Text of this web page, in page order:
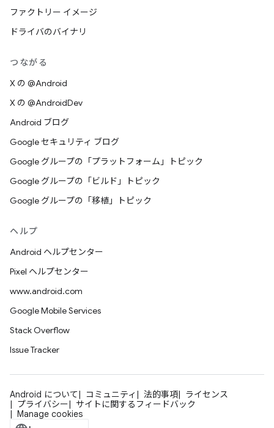
ファクトリー イメージ
ドライバのバイナリ
つながる
X の @Android
X の @AndroidDev
Android ブログ
Google セキュリティ ブログ
Google グループの「プラットフォーム」トピック
Google グループの「ビルド」トピック
Google グループの「移植」トピック
ヘルプ
Android ヘルプセンター
Pixel ヘルプセンター
www.android.com
Google Mobile Services
Stack Overflow
Issue Tracker
Android について コミュニティ 法的事項
ライセンス
プライバシー
サイトに関するフィードバック
Manage cookies